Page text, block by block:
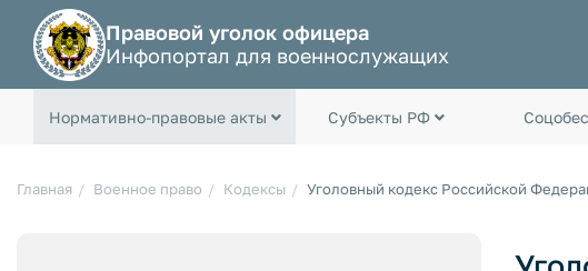
Правовой уголок офицера
Инфопортал для военнослужащих
Нормативно-правовые акты Субъекты РФ
Главная Военное право Кодексы Уголовный кодекс Российской